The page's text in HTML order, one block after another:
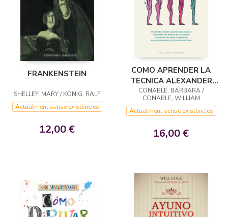
FRANKENSTEIN
SHELLEY, MARY / KONIG, RALF
Actualment sense existències
12,00 €
COMO APRENDER LA
TECNICA ALEXANDER
(N.E.)
CONABLE, BARBARA /
CONABLE, WILLIAM
Actualment sense existències
16,00 €